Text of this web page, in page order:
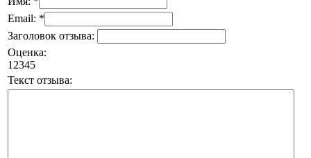
Email: *
Заголовок отзыва:
Оценка:
1 2345
Текст отзыва: